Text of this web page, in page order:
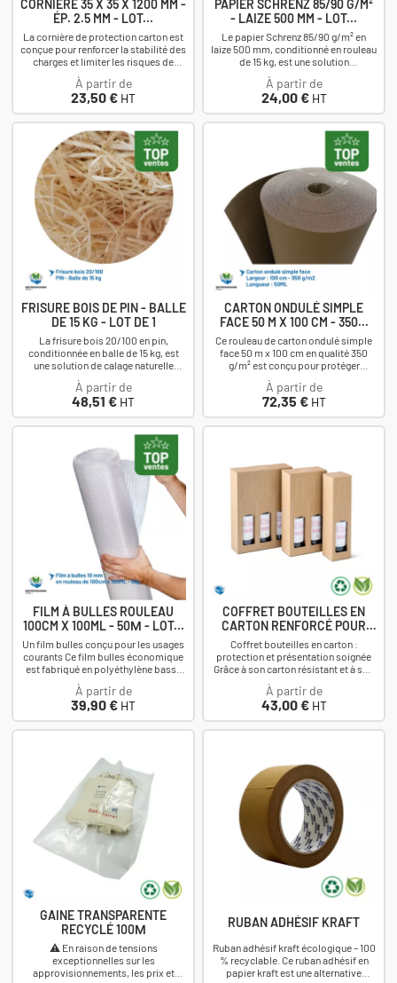
CORNIERE 35 X 35 X 1200 MM -
ÉP. 2.5 MM - LOT...
La cornière de protection carton est
conçue pour renforcer la stabilité des
charges et limiter les risques de
détérioration pendant le stockage,...
À partir de
Prix
23,50 € HT
PAPIER SCHRENZ 85/90 G/M²
- LAIZE 500 MM - LOT...
Le papier Schrenz 85/90 g/m² en
laize 500 mm, conditionné en rouleau
de 15 kg, est une solution
économique pour le calage et la
protection de vos...
À partir de
Prix
24,00 € HT
FRISURE BOIS DE PIN - BALLE
DE 15 KG - LOT DE 1
La frisure bois 20/100 en pin,
conditionnée en balle de 15 kg, est
une solution de calage naturelle
conçue pour protéger les produits
fragiles...
À partir de
Prix
48,51 € HT
CARTON ONDULÉ SIMPLE
FACE 50 M X 100 CM - 350...
Ce rouleau de carton ondulé simple
face 50 m x 100 cm en qualité 350
g/m² est conçu pour protéger
efficacement vos produits contre les
chocs et...
À partir de
Prix
72,35 € HT
FILM À BULLES ROULEAU
100CM X 100ML - 50Μ - LOT...
Un film bulles conçu pour les usages
courants Ce film bulles économique
est fabriqué en polyéthylène basse
densité (PEBD) avec une épaisseur
de...
À partir de
Prix
39,90 € HT
COFFRET BOUTEILLES EN
CARTON RENFORCÉ POUR
VIN
Coffret bouteilles en carton :
protection et présentation soignée
Grâce à son carton résistant et à son
calage adapté, le coffret limite les...
À partir de
Prix
43,00 € HT
GAINE TRANSPARENTE
RECYCLÉ 100Μ
⚠️ En raison de tensions
exceptionnelles sur les
approvisionnements, les prix et
RUBAN ADHÉSIF KRAFT
Ruban adhésif kraft écologique – 100
% recyclable. Ce ruban adhésif en
papier kraft est une alternative